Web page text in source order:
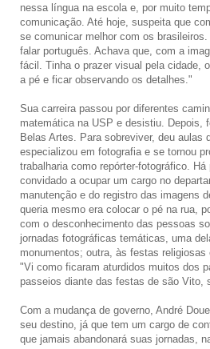
nessa língua na escola e, por muito
comunicação. Até hoje, suspeita que
se comunicar melhor com os
falar português. Achava que, com a
fácil. Tinha o prazer visual pela cidade,
a pé e ficar observando os detalhes."
Sua carreira passou por diferentes
matemática na USP e desistiu. Depois,
Belas Artes. Para sobreviver, deu aulas
especializou em fotografia e se tornou
trabalharia como repórter-fotográfico.
convidado a ocupar um cargo no
manutenção e do registro das imagens
queria mesmo era colocar o pé na rua,
com o desconhecimento das pessoas
jornadas fotográficas temáticas, uma
monumentos; outra, às festas religiosas
"Vi como ficaram aturdidos muitos dos
passeios diante das festas de são Vito,
Com a mudança de governo, André
seu destino, já que tem um cargo de
que jamais abandonará suas jornadas,